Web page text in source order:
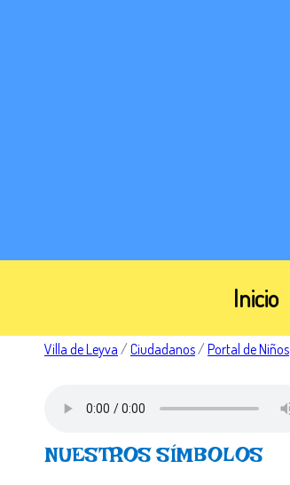
Inicio
Villa de Leyva / Ciudadanos/ Portal de Niños
NUESTROS SÍMBOLOS